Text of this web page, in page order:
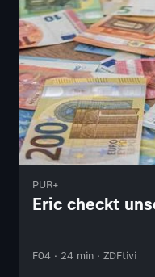
PUR+
Eric checkt
F04 · 24 min · ZDFtivi